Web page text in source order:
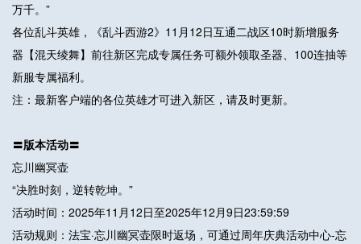
万千。”
各位乱斗英雄，《乱斗西游2》11月12日互通二战区10时新增服务
器【混天绫舞】前往新区完成专属任务可额外领取圣器、100连抽等
新服专属福利。
注：最新客户端的各位英雄才可进入新区，请及时更新。
〓版本活动〓
忘川幽冥壶
“决胜时刻，逆转乾坤。”
活动时间：2025年11月12日至2025年12月9日23:59:59
活动规则：法宝·忘川幽冥壶限时返场，可通过周年庆典活动中心-忘